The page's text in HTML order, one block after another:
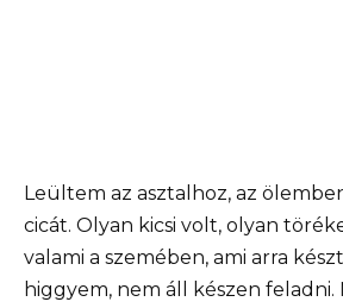
Leültem az asztalhoz, az
cicát. Olyan kicsi volt, olyan
valami a szemében, ami arra
higgyem, nem áll készen feladni.